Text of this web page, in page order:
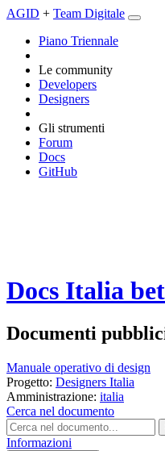
AGID + Team Digitale
Piano Triennale
Le community
Developers
Designers
Gli strumenti
Forum
Docs
GitHub
Docs Italia
Documenti
Manuale operativo di design
Progetto: Designers Italia
Amministrazione: italia
Cerca nel documento
Informazioni